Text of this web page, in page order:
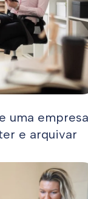
uma
e arquivar